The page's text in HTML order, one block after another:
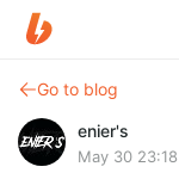
Go to blog
enier's
May 30 23:18